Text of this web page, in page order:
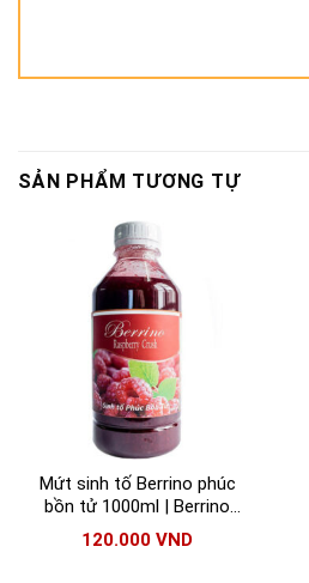
SẢN PHẨM TƯƠNG TỰ
Mứt sinh tố Berrino phúc
bồn tử 1000ml | Berrino
Raspberry Crush
120.000 VND